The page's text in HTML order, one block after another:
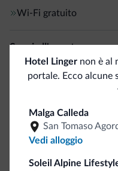
Wi-Fi gratuito
Spazi all'aperto
Terrazza sul tetto
Servizi ed extra
Hotel Lingernon è al
portale. Ecco alcune
Malga Calleda
San Tomaso
Vedi alloggio
Soleil Alpine